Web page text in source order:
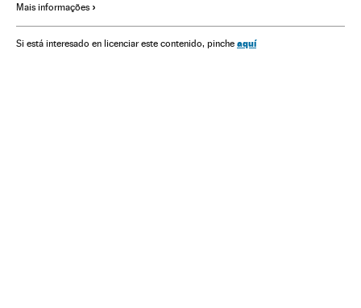
Acontecimentos
Mais informações
Si está interesado en licenciar este contenido, pinche aquí